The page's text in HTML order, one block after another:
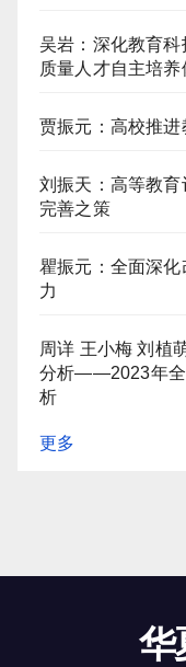
吴岩：深化教育
质量人才自主培养
贾振元：高校推
刘振天：高等教
完善之策
瞿振元：全面深化
力
周详 王小梅 刘植
分析——2023年全
析
更多
华